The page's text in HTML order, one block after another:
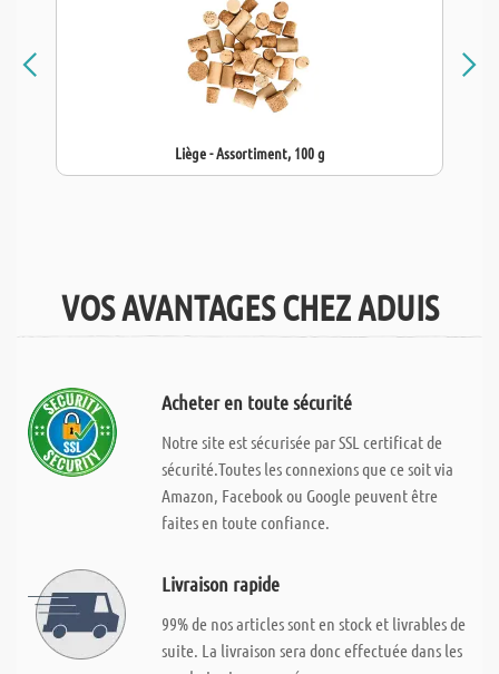
Liège - Assortiment, 100 g
VOS AVANTAGES CHEZ ADUIS
Acheter en toute sécurité
Notre site est sécurisée par SSL certificat de
sécurité.Toutes les connexions que ce soit via
Amazon, Facebook ou Google peuvent être
faites en toute confiance.
Livraison rapide
99% de nos articles sont en stock et livrables de
suite. La livraison sera donc effectuée dans les